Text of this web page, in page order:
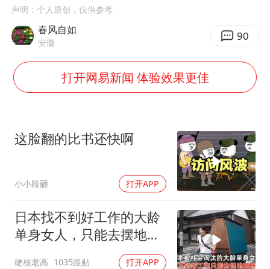
21楼高空抛物嫌疑人被拘留
男子杀人后逃进深山21年活得像野人
台风白海豚最新路径研判来了
我国编制完成新版全月地质图
“深圳地面沉降致车辆损坏”不实
男子结婚8年发现3个女儿均非亲生
奋进开新局 实干挑大梁
声明：个人原创，仅供参考
春风自如
安徽 90
打开网易新闻 体验效果更佳
这脸翻的比书还快啊
小小段砸 打开APP
日本找不到好工作的大龄
单身女人，只能去摆地
摊，一天有多心累？
硬核老高 1035跟贴 打开APP